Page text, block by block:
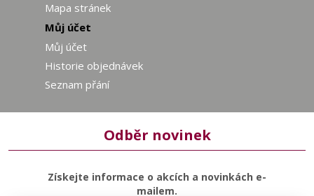
Mapa stránek
Můj účet
Můj účet
Historie objednávek
Seznam přání
Odběr novinek
Získejte informace o akcích a novinkách e-
mailem.